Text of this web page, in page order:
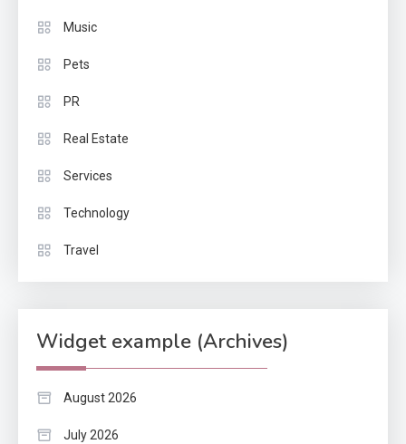
Music
Pets
PR
Real Estate
Services
Technology
Travel
Widget example (Archives)
August 2026
July 2026